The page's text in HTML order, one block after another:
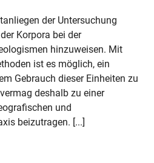
der Untersuchung
Korpora bei der
hinzuweisen. Mit
ist es möglich, ein
Gebrauch dieser Einheiten zu
deshalb zu einer
und
beizutragen. [...]